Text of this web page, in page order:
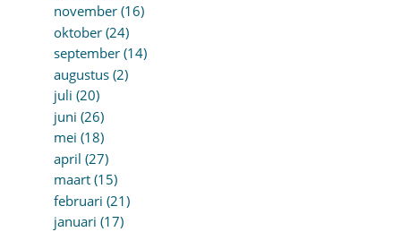
november (16)
oktober (24)
september (14)
augustus (2)
juli (20)
juni (26)
mei (18)
april (27)
maart (15)
februari (21)
januari (17)